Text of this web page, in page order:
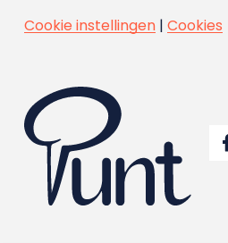
Cookie instellingen| Cookies